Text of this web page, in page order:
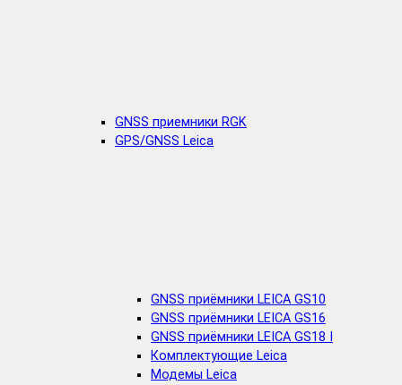
GNSS приемники RGK
GPS/GNSS Leica
GNSS приёмники LEICA GS10
GNSS приёмники LEICA GS16
GNSS приёмники LEICA GS18 I
Комплектующие Leica
Модемы Leica